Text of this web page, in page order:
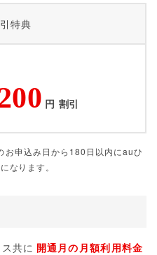
特典
円 割引
申込み日から180日以内にauひ
なります。
共に 開通月の月額利用料金